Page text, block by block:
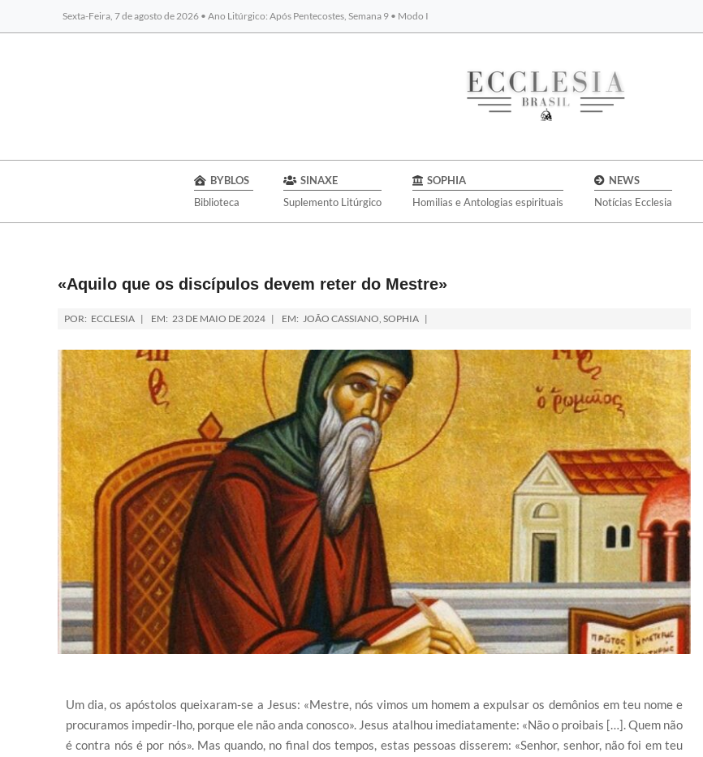
Sexta-Feira, 7 de agosto de 2026 • Ano Litúrgico: Após Pentecostes, Semana 9 • Modo I
BYBLOS
BYBLOS
Biblioteca
SINAXE
Suplemento Litúrgico
SOPHIA
Homilias e Antologias espirituais
NEWS
Notícias Ecclesia
«Aquilo que os discípulos devem reter do Mestre»
POR: ECCLESIA EM: 23 DE MAIO DE 2024 EM: JOÃO CASSIANO, SOPHIA
Um dia, os apóstolos queixaram-se a Jesus: «Mestre, nós vimos um homem a expulsar os demônios em teu nome e
procuramos impedir-lho, porque ele não anda conosco». Jesus atalhou imediatamente: «Não o proibais […]. Quem não
é contra nós é por nós». Mas quando, no final dos tempos, estas pessoas disserem: «Senhor, senhor, não foi em teu